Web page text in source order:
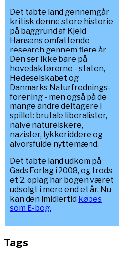
Det tabte land gennemgår
kritisk denne store historie
på baggrund af Kjeld
Hansens omfattende
research gennem flere år.
Den ser ikke bare på
hovedaktørerne - staten,
Hedeselskabet og
Danmarks Naturfrednings-
forening - men også på de
mange andre deltagere i
spillet: brutale liberalister,
naive naturelskere,
nazister, lykkeriddere og
alvorsfulde nyttemænd.
Det tabte land udkom på
Gads Forlag i 2008, og trods
et 2. oplag har bogen været
udsolgt i mere end et år. Nu
kan den imidlertid købes
som E-bog.
Tags